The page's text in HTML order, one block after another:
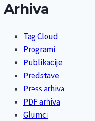
Arhiva
Tag Cloud
Programi
Publikacije
Predstave
Press arhiva
PDF arhiva
Glumci